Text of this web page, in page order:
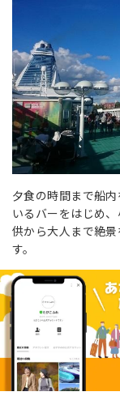
夕食の時間まで船
いるバーをはじめ
供から大人まで絶
す。